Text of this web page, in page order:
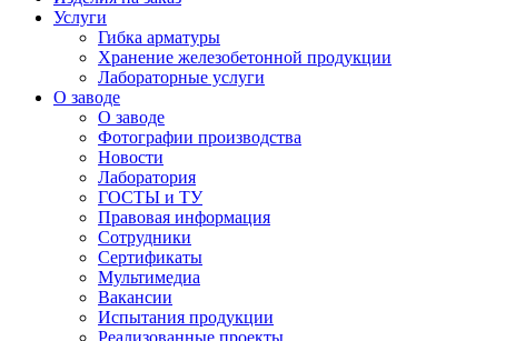
Услуги
Гибка арматуры
Хранение железобетонной продукции
Лабораторные услуги
О заводе
О заводе
Фотографии производства
Новости
Лаборатория
ГОСТЫ и ТУ
Правовая информация
Сотрудники
Сертификаты
Мультимедиа
Вакансии
Испытания продукции
Реализованные проекты